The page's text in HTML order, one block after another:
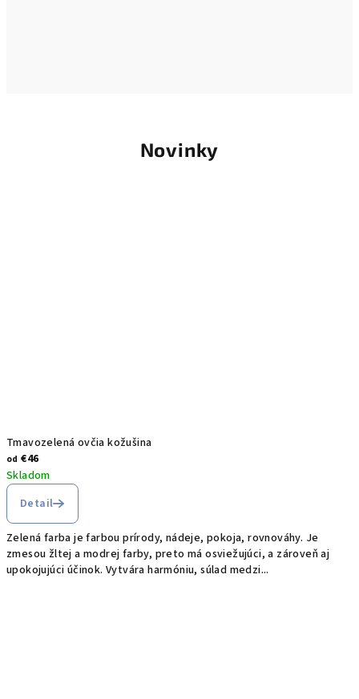
Novinky
Tmavozelená ovčia kožušina
od €46
Skladom
Detail
Zelená farba je farbou prírody, nádeje, pokoja, rovnováhy. Je
zmesou žltej a modrej farby, preto má osviežujúci, a zároveň aj
upokojujúci účinok. Vytvára harmóniu, súlad medzi...